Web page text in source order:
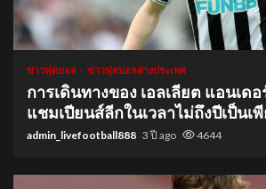
1 min read
ข่าวฟุตบอล ข่าวฟุตบอลต่างประเทศ
การเดินทางของ เอลเลียต แอนเด
แชมเปียนส์ลีกในเวลาไม่ถึงปีเป็นเ
admin_livefootball888 3 ปี ago 4644